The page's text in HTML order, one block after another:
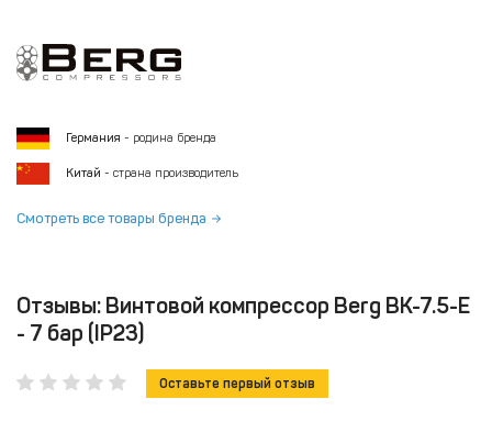
Германия - родина бренда
Китай - страна производитель
Смотреть все товары бренда
Отзывы: Винтовой компрессор Berg ВК-7.5-E
- 7 бар (IP23)
Оставьте первый отзыв